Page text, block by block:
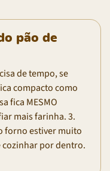
pão de
de tempo, se
compacto como
fica MESMO
mais farinha. 3.
forno estiver muito
cozinhar por dentro.